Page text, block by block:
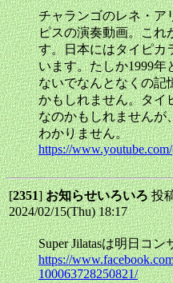
チャランゴのレネ・ア
ピスの演奏動画。これ
す。日本にはタイピカ
います。たしか1999
ないでなんとなくの記
かもしれません。タイ
なのかもしれませんが
わかりません。
https://
[2351]お知らせいろいろ投
2024/02/15(Thu) 18:17
Super Jilatasは明日コ
https://
100063728250821/